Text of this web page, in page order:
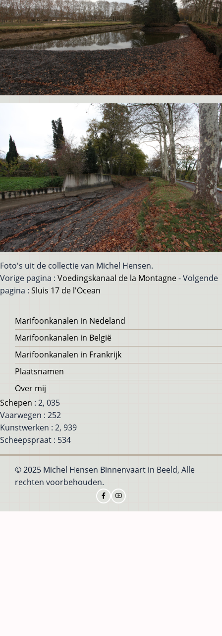
Foto's uit de collectie van Michel Hensen.
Vorige pagina : Voedingskanaal de la Montagne- Volgende
pagina : Sluis 17 de l'Ocean
Voet
Marifoonkanalen in Nedeland
Marifoonkanalen in België
Marifoonkanalen in Frankrijk
Plaatsnamen
Over mij
Schepen : 2, 035
Vaarwegen : 252
Kunstwerken : 2, 939
Scheepspraat : 534
© 2025 Michel Hensen Binnenvaart in Beeld, Alle
rechten voorbehouden.